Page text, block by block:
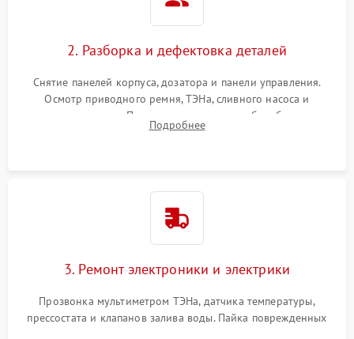
2. Разборка и дефектовка деталей
Снятие панелей корпуса, дозатора и панели управления.
Осмотр приводного ремня, ТЭНа, сливного насоса и
амортизаторов. Проверка подшипников барабана и
крестовины на износ, а манжеты люка на разрывы.
Подробнее
3. Ремонт электроники и электрики
Прозвонка мультиметром ТЭНа, датчика температуры,
прессостата и клапанов залива воды. Пайка поврежденных